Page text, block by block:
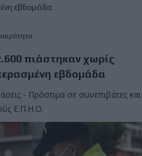
εβδομάδα
πιάστηκαν χωρίς
εβδομάδα
- Πρόστιμα σε συνεπιβάτες και
Ε.Π.Η.Ο.